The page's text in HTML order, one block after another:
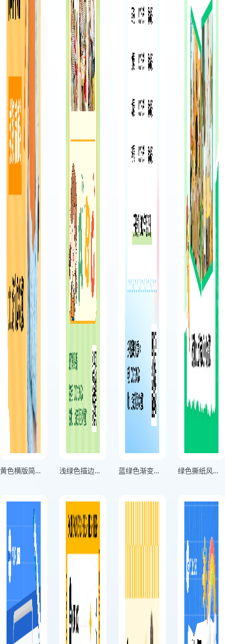
黄色横版简约风小初衔接预科班招生海报 浅绿色描边风幼小衔接班竖版暑期招生海报 蓝绿色渐变风音乐兴趣班竖版招新海报 绿色撕纸风幼小衔接班方形招生宣传海报